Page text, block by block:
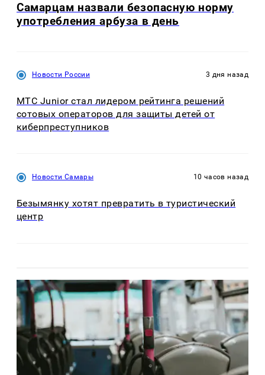
Самарцам назвали безопасную норму
употребления арбуза в день
Новости России 3 дня назад
МТС Junior стал лидером рейтинга решений
сотовых операторов для защиты детей от
киберпреступников
Новости Самары 10 часов назад
Безымянку хотят превратить в туристический
центр